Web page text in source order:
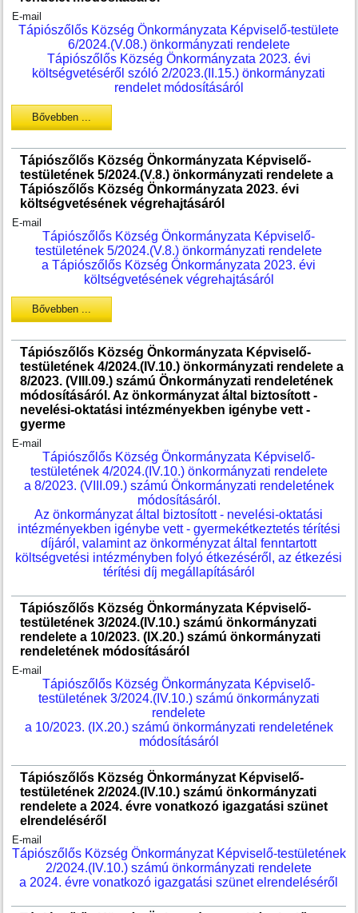
E-mail
Tápiószőlős Község Önkormányzata Képviselő-testülete
6/2024.(V.08.) önkormányzati rendelete
Tápiószőlős Község Önkormányzata 2023. évi
költségvetéséről szóló 2/2023.(II.15.) önkormányzati
rendelet módosításáról
Bővebben ...
Tápiószőlős Község Önkormányzata Képviselő-
testületének 5/2024.(V.8.) önkormányzati rendelete a
Tápiószőlős Község Önkormányzata 2023. évi
költségvetésének végrehajtásáról
E-mail
Tápiószőlős Község Önkormányzata Képviselő-
testületének 5/2024.(V.8.) önkormányzati rendelete
a Tápiószőlős Község Önkormányzata 2023. évi
költségvetésének végrehajtásáról
Bővebben ...
Tápiószőlős Község Önkormányzata Képviselő-
testületének 4/2024.(IV.10.) önkormányzati rendelete a
8/2023. (VIII.09.) számú Önkormányzati rendeletének
módosításáról. Az önkormányzat által biztosított -
nevelési-oktatási intézményekben igénybe vett -
gyerme
E-mail
Tápiószőlős Község Önkormányzata Képviselő-
testületének 4/2024.(IV.10.) önkormányzati rendelete
a 8/2023. (VIII.09.) számú Önkormányzati rendeletének
módosításáról.
Az önkormányzat által biztosított - nevelési-oktatási
intézményekben igénybe vett - gyermekétkeztetés térítési
díjáról, valamint az önkorményzat által fenntartott
költségvetési intézményben folyó étkezéséről, az étkezési
térítési díj megállapításáról
Tápiószőlős Község Önkormányzata Képviselő-
testületének 3/2024.(IV.10.) számú önkormányzati
rendelete a 10/2023. (IX.20.) számú önkormányzati
rendeletének módosításáról
E-mail
Tápiószőlős Község Önkormányzata Képviselő-
testületének 3/2024.(IV.10.) számú önkormányzati
rendelete
a 10/2023. (IX.20.) számú önkormányzati rendeletének
módosításáról
Tápiószőlős Község Önkormányzat Képviselő-
testületének 2/2024.(IV.10.) számú önkormányzati
rendelete a 2024. évre vonatkozó igazgatási szünet
elrendeléséről
E-mail
Tápiószőlős Község Önkormányzat Képviselő-testületének
2/2024.(IV.10.) számú önkormányzati rendelete
a 2024. évre vonatkozó igazgatási szünet elrendeléséről